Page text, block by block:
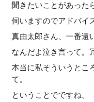
聞きたいことがあった
伺いますのでアドバイ
真由太郎さん、一番遠
なんだよ泣き言って。
本当に私そういうとこ
て。
ということでですね、